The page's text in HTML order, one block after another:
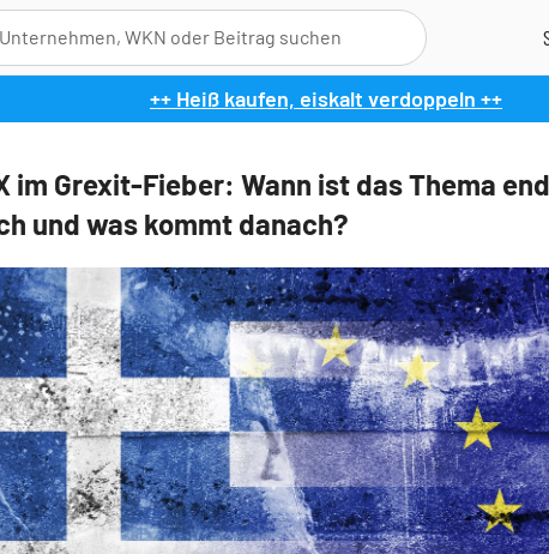
++ Heiß kaufen, eiskalt verdoppeln ++
im Grexit-Fieber: Wann ist das Thema
und was kommt danach?